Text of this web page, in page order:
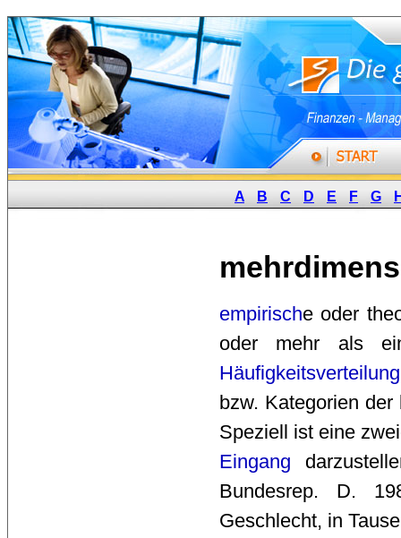
A B C D E F G
empirische oder
oder mehr als
Häufigkeitsverteilung
bzw. Kategorien
Speziell ist eine
Eingang
Bundesrep. D.
Geschlecht, in